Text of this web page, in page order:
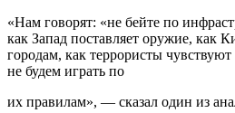
«Нам говорят: «не бейте по
как Запад поставляет оружие, как
городам, как террористы
не будем играть по
их правилам», — сказал один из